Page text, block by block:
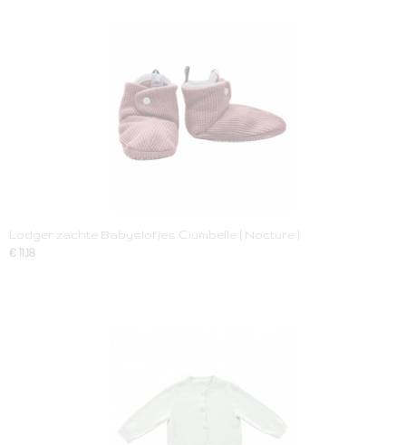
Lodger zachte Babyslofjes Ciumbelle [ Nocture ]
€ 11,18